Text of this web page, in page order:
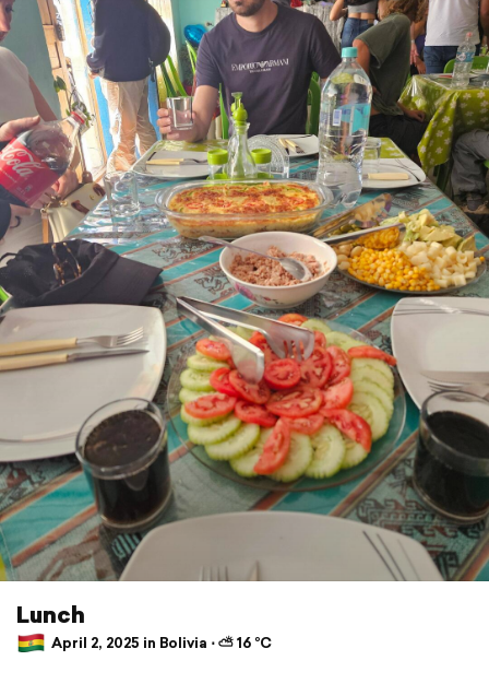
Lunch
April 2, 2025 in Bolivia ⋅ ⛅ 16 °C